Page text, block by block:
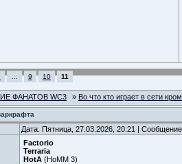
9 10 11
ФАНАТОВ WC3 » Во что кто играет в сети
Дата: Пятница, 27.03.2026, 20:21 |
Factorio
Terraria
HotA (HoMM 3)